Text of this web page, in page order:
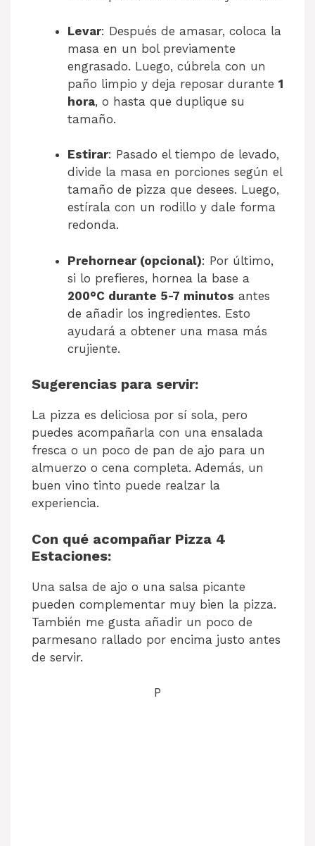
Levar: Después de amasar, coloca la
masa en un bol previamente
engrasado. Luego, cúbrela con un
paño limpio y deja reposar durante 1
hora, o hasta que duplique su
tamaño.
Estirar: Pasado el tiempo de levado,
divide la masa en porciones según el
tamaño de pizza que desees. Luego,
estírala con un rodillo y dale forma
redonda.
Prehornear (opcional): Por último,
si lo prefieres, hornea la base a
200°C durante 5-7 minutos antes
de añadir los ingredientes. Esto
ayudará a obtener una masa más
crujiente.
Sugerencias para servir:
La pizza es deliciosa por sí sola, pero
puedes acompañarla con una ensalada
fresca o un poco de pan de ajo para un
almuerzo o cena completa. Además, un
buen vino tinto puede realzar la
experiencia.
Con qué acompañar Pizza 4
Estaciones:
Una salsa de ajo o una salsa picante
pueden complementar muy bien la pizza.
También me gusta añadir un poco de
parmesano rallado por encima justo antes
de servir.
P